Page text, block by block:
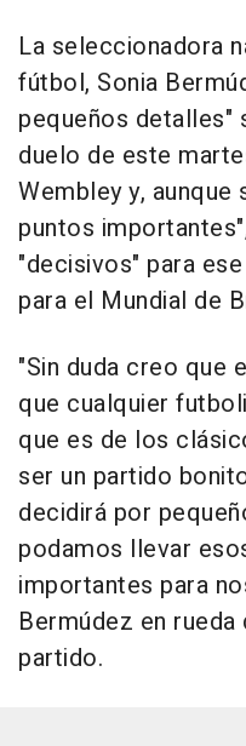
La seleccionadora
fútbol, Sonia
pequeños detalles"
duelo de este
Wembley y,
puntos
"decisivos" para
para el Mundial de
"Sin duda creo que
que cualquier
que es de los
ser un partido
decidirá por
podamos llevar
importantes para
Bermúdez en
partido.